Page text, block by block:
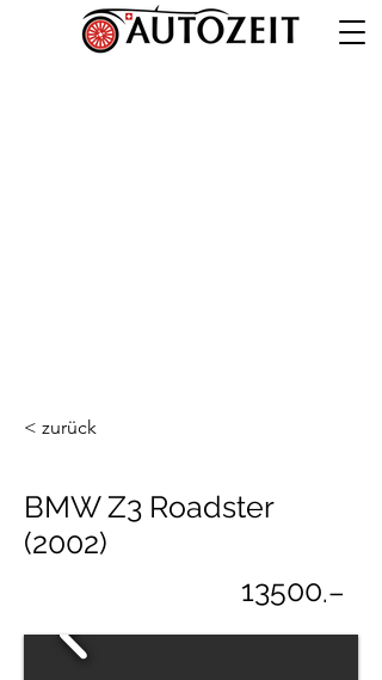
< zurück
BMW Z3 Roadster
(2002)
13500.–